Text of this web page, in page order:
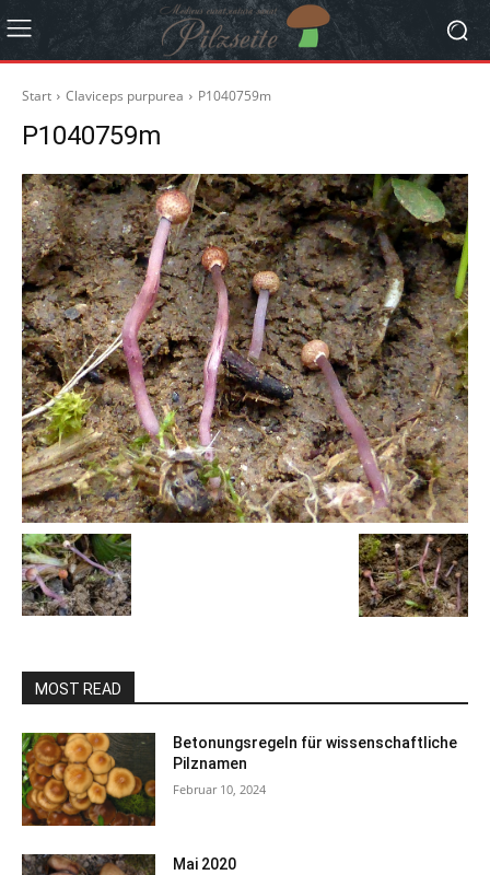
Start Claviceps purpurea P1040759m
P1040759m
MOST READ
Betonungsregeln für wissenschaftliche
Pilznamen
Februar 10, 2024
Mai 2020